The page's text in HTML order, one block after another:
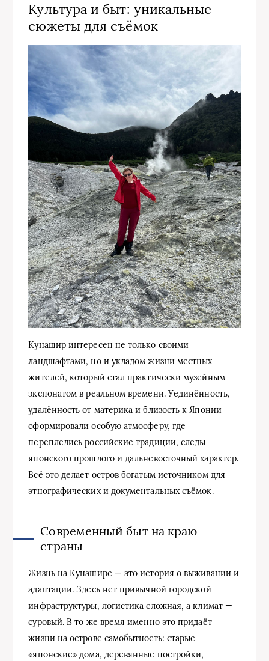
Культура и быт: уникальные
сюжеты для съёмок
Кунашир интересен не только своими
ландшафтами, но и укладом жизни местных
жителей, который стал практически музейным
экспонатом в реальном времени. Уединённость,
удалённость от материка и близость к Японии
сформировали особую атмосферу, где
переплелись российские традиции, следы
японского прошлого и дальневосточный характер.
Всё это делает остров богатым источником для
этнографических и документальных съёмок.
Современный быт на краю
страны
Жизнь на Кунашире — это история о выживании и
адаптации. Здесь нет привычной городской
инфраструктуры, логистика сложная, а климат —
суровый. В то же время именно это придаёт
жизни на острове самобытность: старые
«японские» дома, деревянные постройки,